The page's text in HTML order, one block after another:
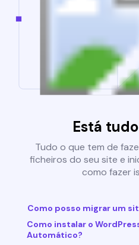
Está
Tudo o que tem de
ficheiros do seu site e
como fazer
Como posso migrar um
Como instalar o
Automático?